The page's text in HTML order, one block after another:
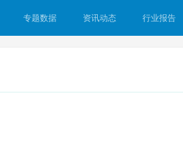
专题数据 资讯动态 行业报告